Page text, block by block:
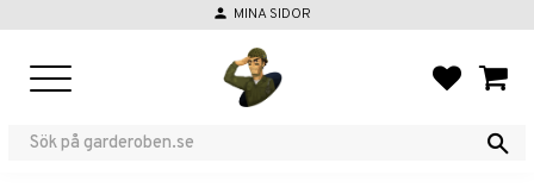
person MINA SIDOR